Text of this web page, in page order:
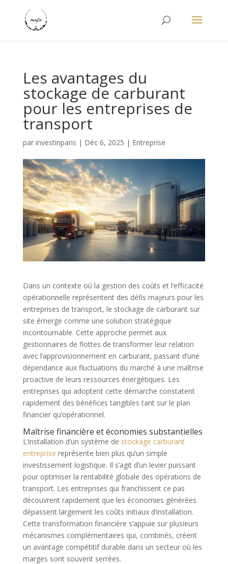
Les avantages du
stockage de carburant
pour les entreprises de
transport
par investinparis | Déc 6, 2025 | Entreprise
Dans un contexte où la gestion des coûts et l’efficacité
opérationnelle représentent des défis majeurs pour les
entreprises de transport, le stockage de carburant sur
site émerge comme une solution stratégique
incontournable. Cette approche permet aux
gestionnaires de flottes de transformer leur relation
avec l’approvisionnement en carburant, passant d’une
dépendance aux fluctuations du marché à une maîtrise
proactive de leurs ressources énergétiques. Les
entreprises qui adoptent cette démarche constatent
rapidement des bénéfices tangibles tant sur le plan
financier qu’opérationnel.
Maîtrise financière et économies substantielles
L’installation d’un système de stockage carburant
entreprise représente bien plus qu’un simple
investissement logistique. Il s’agit d’un levier puissant
pour optimiser la rentabilité globale des opérations de
transport. Les entreprises qui franchissent ce pas
découvrent rapidement que les économies générées
dépassent largement les coûts initiaux d’installation.
Cette transformation financière s’appuie sur plusieurs
mécanismes complémentaires qui, combinés, créent
un avantage compétitif durable dans un secteur où les
marges sont souvent serrées.